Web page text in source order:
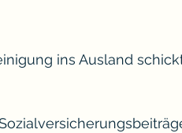
ins Ausland